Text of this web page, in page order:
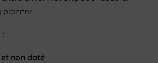
planner
:
et non daté